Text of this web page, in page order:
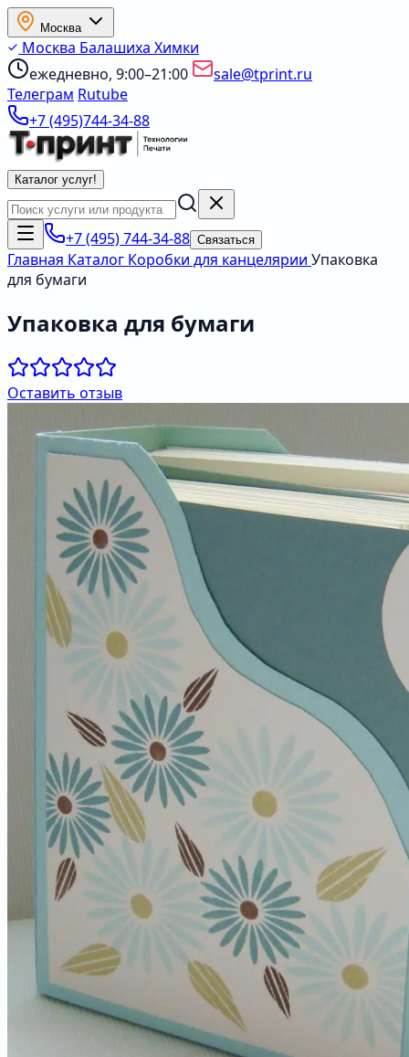
Москва
Москва Балашиха Химки
ежедневно, 9:00–21:00
sale@tprint.ru
Телеграм Rutube
+7 (495)744-34-88
Каталог услуг!
+7 (495) 744-34-88 Связаться
Главная Каталог Коробки для канцелярии Упаковка
для бумаги
Упаковка для бумаги
Оставить отзыв